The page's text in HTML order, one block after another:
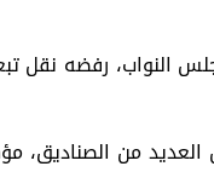
النواب، رفضه نقل
من الصناديق،